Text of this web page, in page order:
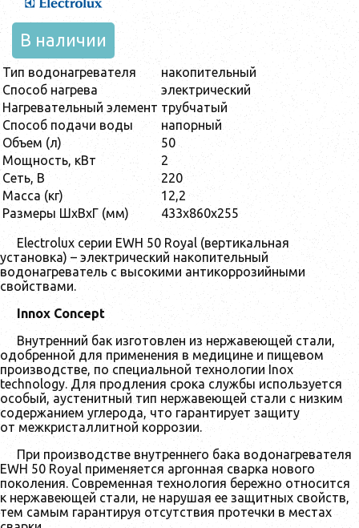
В наличии
Тип водонагревателя
накопительный
Способ нагрева
электрический
Нагревательный элемент трубчатый
Способ подачи воды
напорный
Объем (л)
50
Мощность, кВт
2
Сеть, В
220
Масса (кг)
12,2
Размеры ШхВхГ (мм)
433x860x255
Electrolux серии EWH 50 Royal (вертикальная
установка) – электрический накопительный
водонагреватель с высокими антикоррозийными
свойствами.
Innox Concept
Внутренний бак изготовлен из нержавеющей стали,
одобренной для применения в медицине и пищевом
производстве, по специальной технологии Inox
technology. Для продления срока службы используется
особый, аустенитный тип нержавеющей стали с низким
содержанием углерода, что гарантирует защиту
от межкристаллитной коррозии.
При производстве внутреннего бака водонагревателя
EWH 50 Royal применяется аргонная сварка нового
поколения. Современная технология бережно относится
к нержавеющей стали, не нарушая ее защитных свойств,
тем самым гарантируя отсутствия протечки в местах